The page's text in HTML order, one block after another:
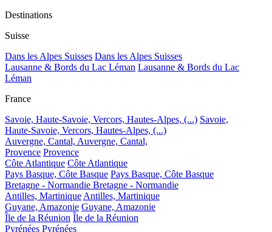
Destinations
Suisse
Dans les Alpes Suisses Dans les Alpes Suisses
Lausanne & Bords du Lac Léman Lausanne & Bords du Lac
Léman
France
Savoie, Haute-Savoie, Vercors, Hautes-Alpes, (...) Savoie,
Haute-Savoie, Vercors, Hautes-Alpes, (...)
Auvergne, Cantal, Auvergne, Cantal,
Provence Provence
Côte Atlantique Côte Atlantique
Pays Basque, Côte Basque Pays Basque, Côte Basque
Bretagne - Normandie Bretagne - Normandie
Antilles, Martinique Antilles, Martinique
Guyane, Amazonie Guyane, Amazonie
Île de la Réunion Île de la Réunion
Pyrénées Pyrénées